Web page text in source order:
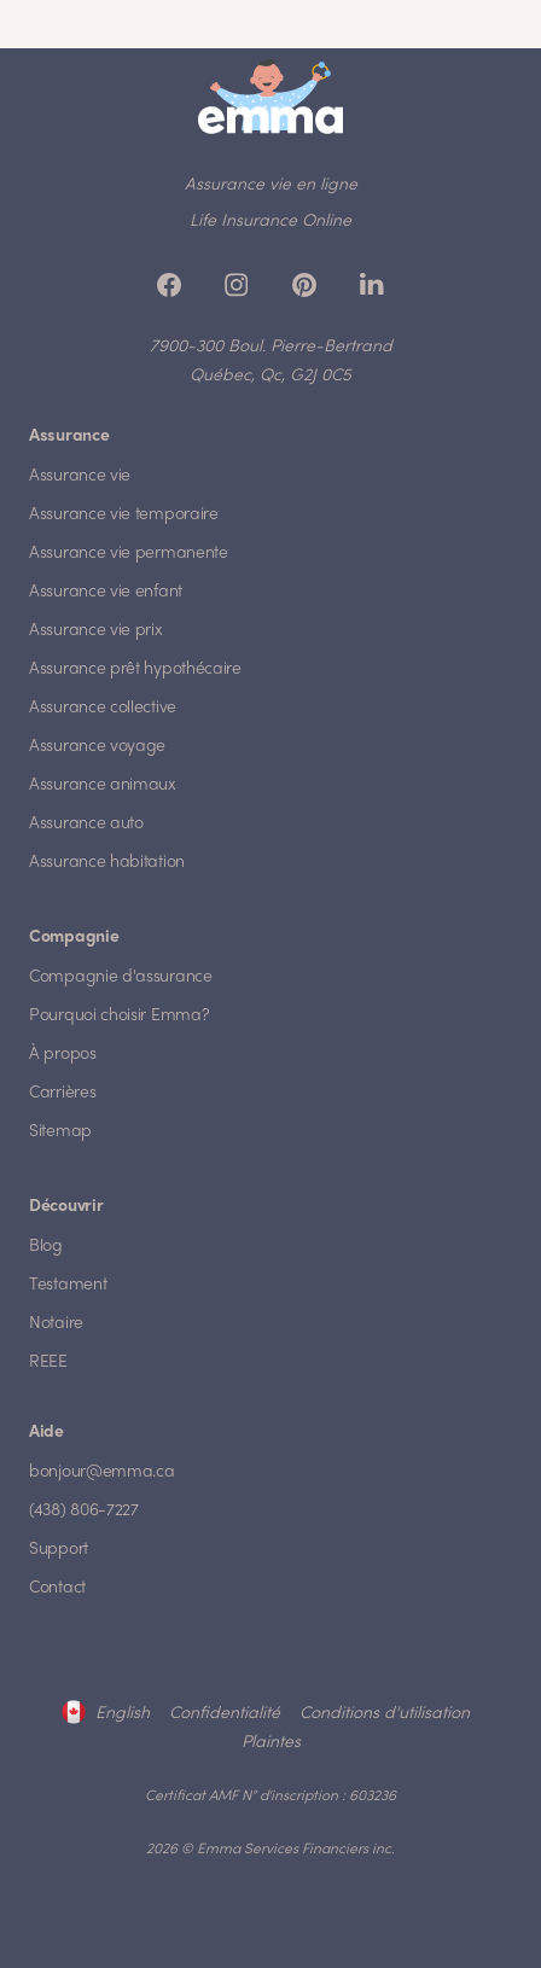
Assurance vie en ligne
Life Insurance Online
7900-300 Boul. Pierre-Bertrand
Québec, Qc, G2J 0C5
Assurance
Assurance vie
Assurance vie temporaire
Assurance vie permanente
Assurance vie enfant
Assurance vie prix
Assurance prêt hypothécaire
Assurance collective
Assurance voyage
Assurance animaux
Assurance auto
Assurance habitation
Compagnie
Compagnie d'assurance
Pourquoi choisir Emma?
À propos
Carrières
Sitemap
Découvrir
Blog
Testament
Notaire
REEE
Aide
bonjour@emma.ca
(438) 806-7227
Support
Contact
2026 © Emma Services Financiers inc.
Certificat AMF N° d'inscription : 603236
English Confidentialité
Conditions d'utilisation
Plaintes